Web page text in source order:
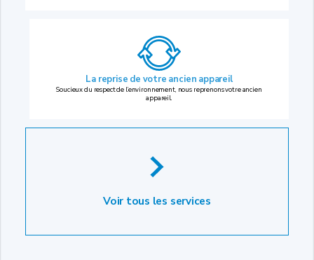
La reprise de votre ancien appareil
Soucieux du respect de l’environnement, nous reprenons votre ancien
appareil.
Voir tous les services